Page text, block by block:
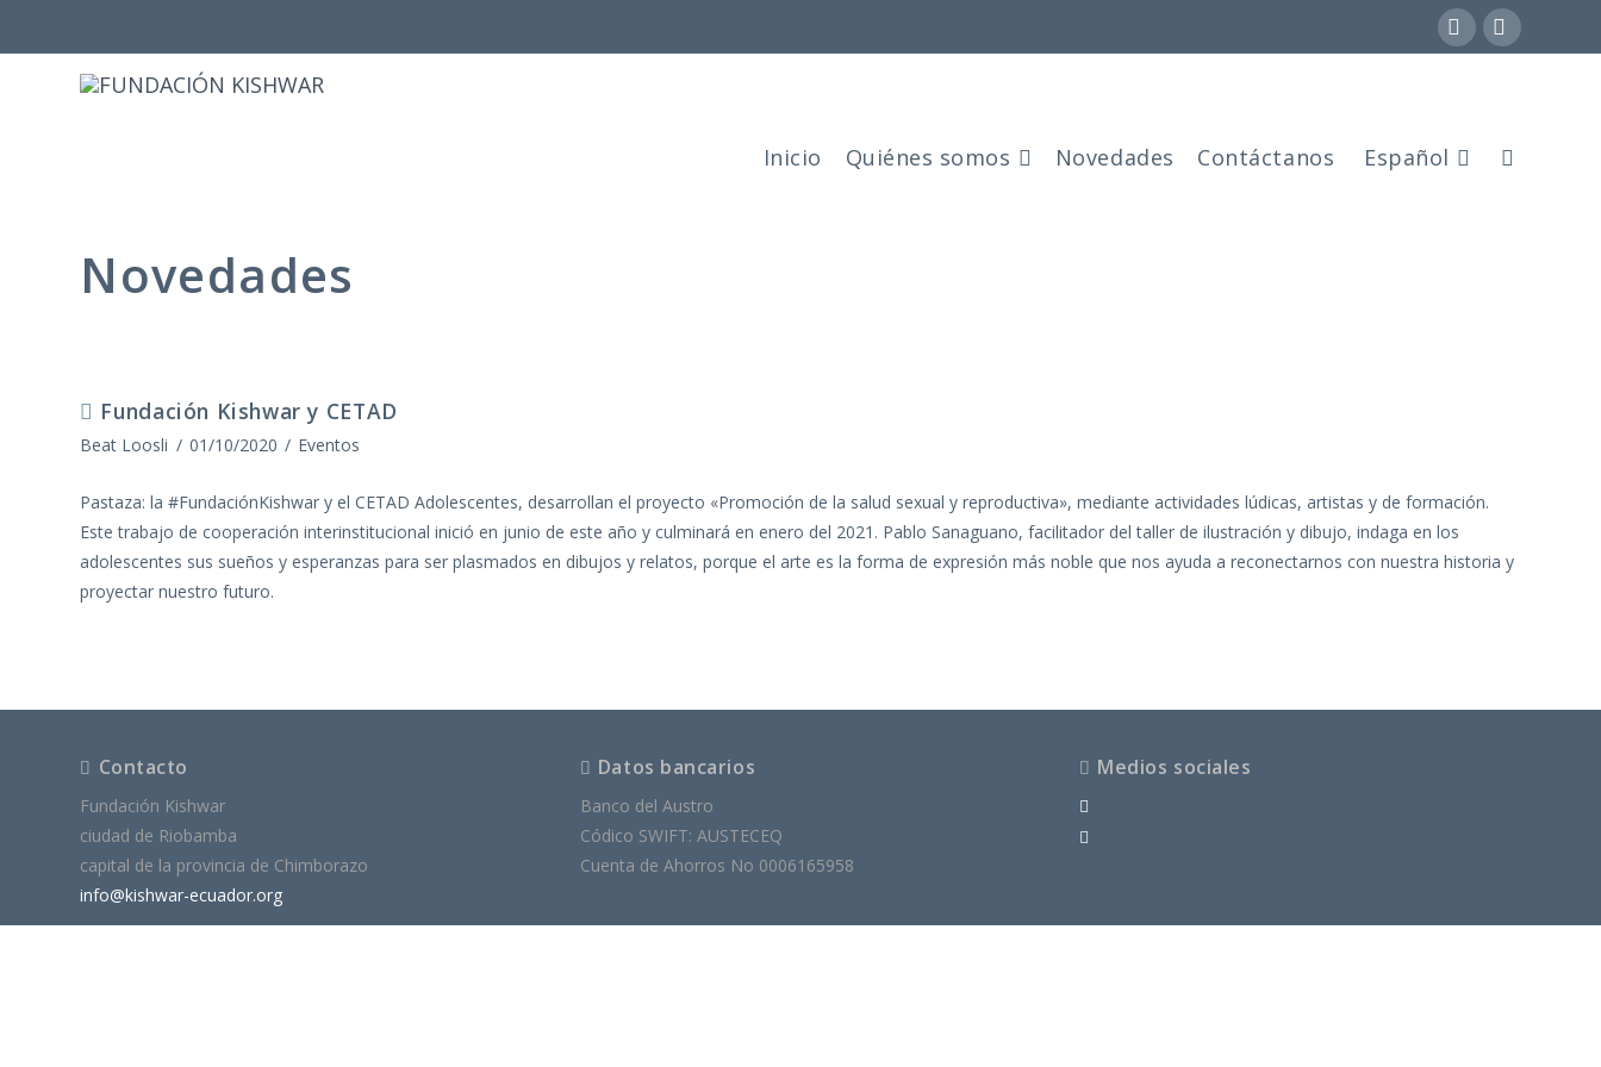
Inicio Quiénes somos Novedades Contáctanos Español
Novedades
Fundación Kishwar y CETAD
Beat Loosli 01/10/2020 Eventos
Pastaza: la #FundaciónKishwar y el CETAD Adolescentes, desarrollan el proyecto «Promoción de la salud sexual y reproductiva», mediante actividades lúdicas, artistas y de formación.
Este trabajo de cooperación interinstitucional inició en junio de este año y culminará en enero del 2021. Pablo Sanaguano, facilitador del taller de ilustración y dibujo, indaga en los
adolescentes sus sueños y esperanzas para ser plasmados en dibujos y relatos, porque el arte es la forma de expresión más noble que nos ayuda a reconectarnos con nuestra historia y
proyectar nuestro futuro.
Contacto
Fundación Kishwar
ciudad de Riobamba
capital de la provincia de Chimborazo
info@kishwar-ecuador.org
Datos bancarios
Banco del Austro
Códico SWIFT: AUSTECEQ
Cuenta de Ahorros No 0006165958
Medios sociales